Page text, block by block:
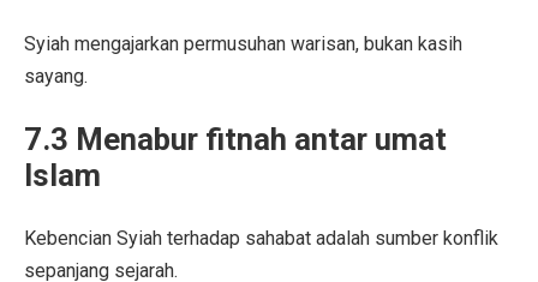
Syiah mengajarkan permusuhan warisan, bukan kasih
sayang.
7.3 Menabur fitnah antar umat
Islam
Kebencian Syiah terhadap sahabat adalah sumber konflik
sepanjang sejarah.